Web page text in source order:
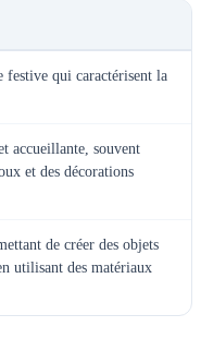
festive qui caractérisent la
accueillante, souvent
et des décorations
de créer des objets
utilisant des matériaux